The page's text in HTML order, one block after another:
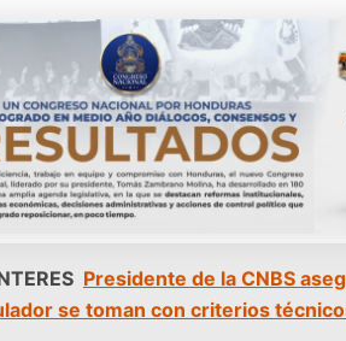
Presidente de la CNBS
se toman con criterios